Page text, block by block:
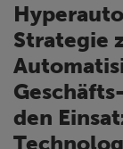
Strategie
den